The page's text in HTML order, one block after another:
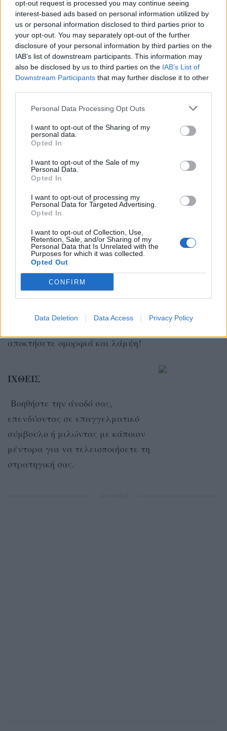
opt-out request is processed you may continue seeing
interest-based ads based on personal information utilized by
us or personal information disclosed to third parties prior to
your opt-out. You may separately opt-out of the further
disclosure of your personal information by third parties on the
IAB’s list of downstream participants. This information may
also be disclosed by us to third parties on the IAB’s List of
Downstream Participants that may further disclose it to other
Personal Data Processing Opt Outs
I want to opt-out of the Sharing of my
personal data.
Opted In
I want to opt-out of the Sale of my
Personal Data.
Opted In
I want to opt-out of processing my
Personal Data for Targeted Advertising.
Opted In
I want to opt-out of Collection, Use,
Retention, Sale, and/or Sharing of my
Personal Data that Is Unrelated with the
Purposes for which it was collected.
Opted Out
CONFIRM
Data Deletion Data Access Privacy Policy
ΣΚΟΡΠΙΟΣ
Μια σχέση που θέλατε καιρό θα
σας φανεί περιοριστική και κάπως
ΤΟΞΟΤΗΣ
Σε καμία περίπτωση δεν πρέπει
να βιαστείτε να κάνετε κινήσεις ή
να πάρετε αποφάσεις!
ΑΙΓΟΚΕΡΩΣ
Η τακτική άσκηση, τα θρεπτικά
γεύματα και η επαρκής ενυδάτωση
είναι απαραίτητα.
ΥΔΡΟΧΟΟΣ
αποκτήσετε ομορφιά και λάμψη!
ΙΧΘΕΙΣ
Βοηθήστε την άνοδό σας,
επενδύοντας σε επαγγελματικό
σύμβουλο ή μιλώντας με κάποιον
μέντορα για να τελειοποιήσετε τη
στρατηγική σας.